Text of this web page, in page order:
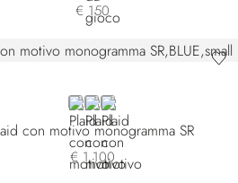
€ 150
BLUEBROWN
RED
con motivo monogramma SR
€ 1.100